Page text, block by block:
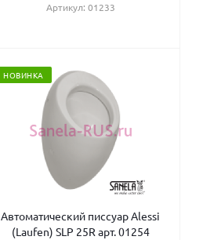
Артикул: 01233
НОВИНКА
Автоматический писсуар Alessi
(Laufen) SLP 25R арт. 01254